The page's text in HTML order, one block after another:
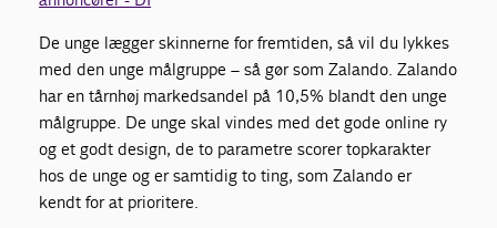
De unge lægger skinnerne for fremtiden, så vil du lykkes
med den unge målgruppe – så gør som Zalando. Zalando
har en tårnhøj markedsandel på 10,5% blandt den unge
målgruppe. De unge skal vindes med det gode online ry
og et godt design, de to parametre scorer topkarakter
hos de unge og er samtidig to ting, som Zalando er
kendt for at prioritere.